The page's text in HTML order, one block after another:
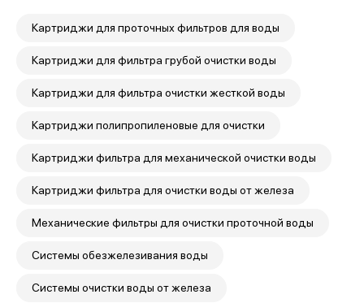
Картриджи для проточных фильтров для воды
Картриджи для фильтра грубой очистки воды
Картриджи для фильтра очистки жесткой воды
Картриджи полипропиленовые для очистки
Картриджи фильтра для механической очистки воды
Картриджи фильтра для очистки воды от железа
Механические фильтры для очистки проточной воды
Системы обезжелезивания воды
Системы очистки воды от железа